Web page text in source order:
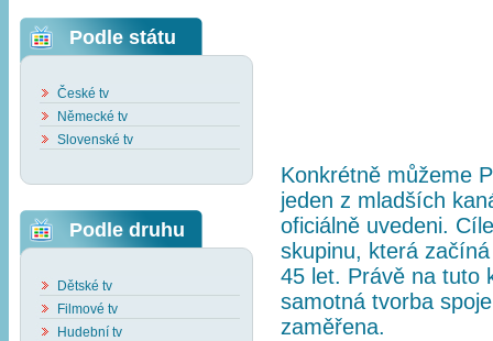
Podle státu
České tv
Německé tv
Slovenské tv
Podle druhu
Dětské tv
Filmové tv
Hudební tv
Konkrétně můžeme
jeden z mladších
oficiálně uvedeni.
skupinu, která
45 let. Právě na tuto
samotná tvorba
zaměřena.